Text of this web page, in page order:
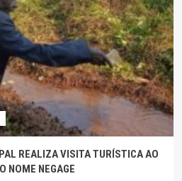
REALIZA VISITA TURÍSTICA AO
NOME NEGAGE